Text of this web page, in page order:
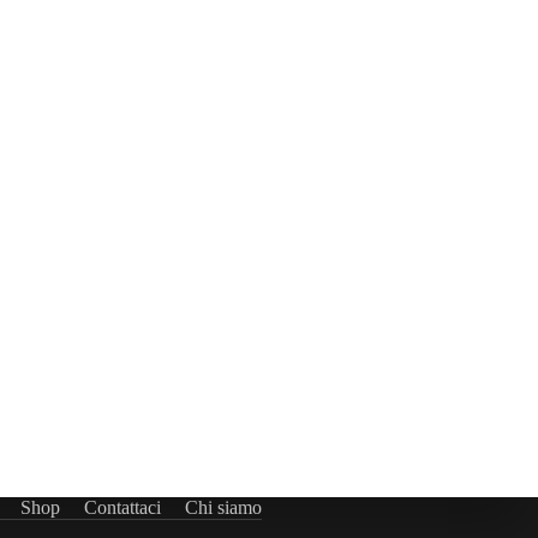
Shop Contattaci Chi siamo